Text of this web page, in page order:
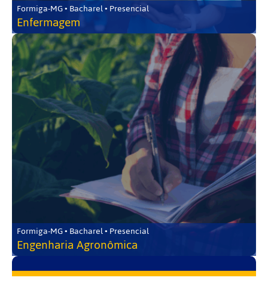
Formiga-MG • Bacharel • Presencial
Enfermagem
Formiga-MG • Bacharel • Presencial
Engenharia Agronômica